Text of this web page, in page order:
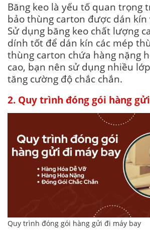
Băng keo là yếu tố quan trọng
bảo thùng carton được dán kín
Sử dụng băng keo chất lượng
dính tốt để dán kín các mép
thùng carton chứa hàng nặng
cao, bạn nên sử dụng nhiều
tăng cường độ chắc chắn.
2. Quy trình đóng gói hàng
Quy trình đóng gói hàng gửi đi máy bay